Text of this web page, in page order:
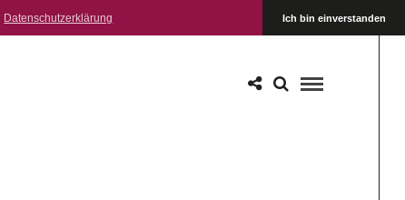
Datenschutzerklärung Ich bin einverstanden